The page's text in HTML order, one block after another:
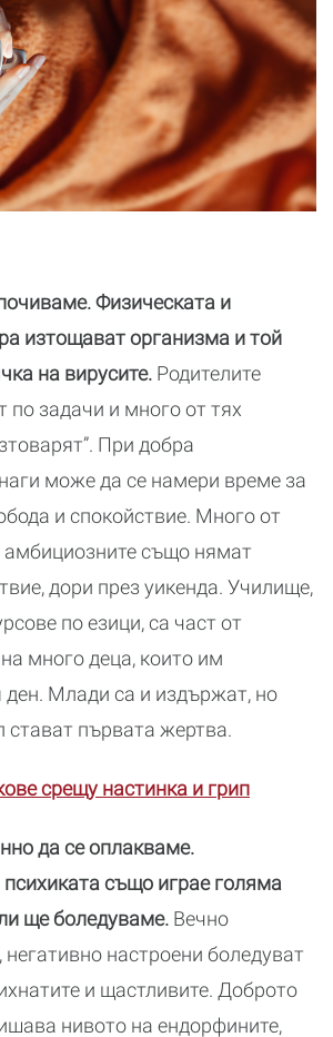
Физическата и
изтощават организма и той
на вирусите. Родителите
по задачи и много от тях
При добра
може да се намери време за
и спокойствие. Много от
амбициозните също нямат
дори през уикенда. Училище,
по езици, са част от
много деца, които им
ден. Млади са и издържат, но
стават първата жертва.
срещу настинка и грип
да се оплакваме.
също играе голяма
ще боледуваме. Вечно
настроени боледуват
и щастливите. Доброто
нивото на ендорфините,